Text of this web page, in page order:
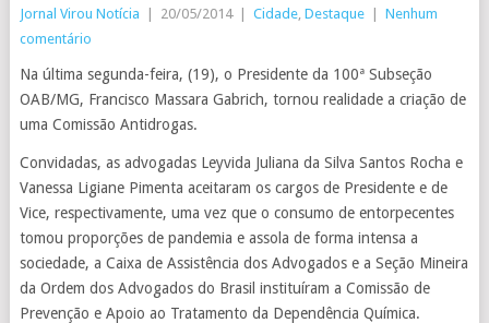
Jornal Virou Notícia 20/05/2014 Cidade, Destaque
Nenhum
comentário
Na última segunda-feira, (19), o Presidente da 100ª Subseção
OAB/MG, Francisco Massara Gabrich, tornou realidade a criação de
uma Comissão Antidrogas.
Convidadas, as advogadas Leyvida Juliana da Silva Santos Rocha e
Vanessa Ligiane Pimenta aceitaram os cargos de Presidente e de
Vice, respectivamente, uma vez que o consumo de entorpecentes
tomou proporções de pandemia e assola de forma intensa a
sociedade, a Caixa de Assistência dos Advogados e a Seção Mineira
da Ordem dos Advogados do Brasil instituíram a Comissão de
Prevenção e Apoio ao Tratamento da Dependência Química.